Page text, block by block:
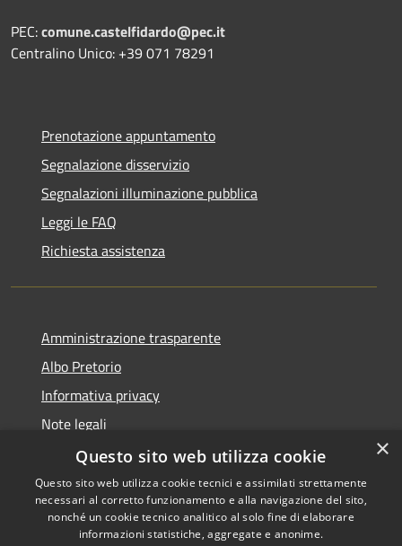
PEC:comune.castelfidardo@pec.it
Centralino Unico: +39 071 78291
Prenotazione appuntamento
Segnalazione disservizio
Segnalazioni illuminazione pubblica
Leggi le FAQ
Richiesta assistenza
Amministrazione trasparente
Albo Pretorio
Informativa privacy
Note legali
Dichiarazione di accessibilità
×
Questo sito web utilizza cookie
Questo sito web utilizza cookie tecnici e assimilati strettamente
necessari al corretto funzionamento e alla navigazione del sito,
nonché un cookie tecnico analitico al solo fine di elaborare
informazioni statistiche, aggregate e anonime.